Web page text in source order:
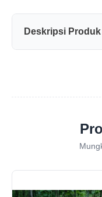
Deskripsi Produk